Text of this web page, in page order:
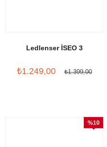
Ledlenser İSEO 3
₺1.249,00 ₺1.399,00
%10